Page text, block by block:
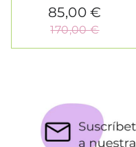
85,00 €
170,00 €